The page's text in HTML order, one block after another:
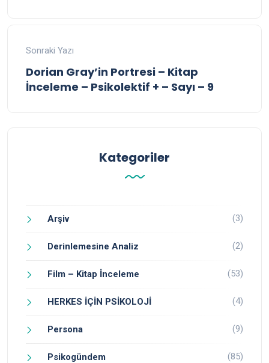
Sonraki Yazı
Dorian Gray’in Portresi – Kitap
İnceleme – Psikolektif + – Sayı – 9
Kategoriler
Arşiv (3)
Derinlemesine Analiz (2)
Film – Kitap İnceleme (53)
HERKES İÇİN PSİKOLOJİ (4)
Persona (9)
Psikogündem (85)